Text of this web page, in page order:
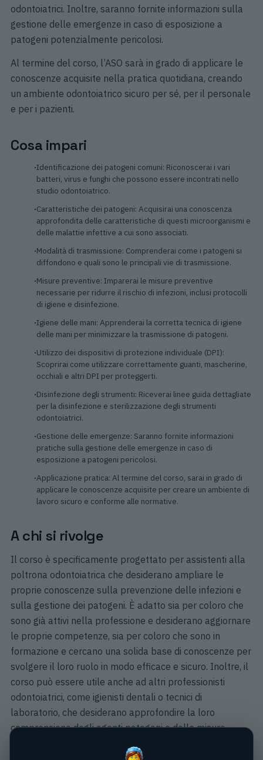
odontoiatrici. Inoltre, saranno fornite informazioni sulla
gestione delle emergenze in caso di esposizione a
patogeni potenzialmente pericolosi.
Al termine del corso, l’ASO sarà in grado di applicare le
conoscenze acquisite nella pratica quotidiana, creando
un ambiente odontoiatrico sicuro per sé, per il personale
e per i pazienti.
Cosa impari
Identificazione dei patogeni comuni: Riconoscerai i vari
batteri, virus e funghi che possono essere incontrati nello
studio odontoiatrico.
Caratteristiche dei patogeni: Acquisirai una conoscenza
approfondita delle caratteristiche di questi microorganismi e
delle malattie infettive a cui sono associati.
Modalità di trasmissione: Comprenderai come i patogeni si
diffondono e quali sono le principali vie di trasmissione.
Misure preventive: Imparerai le misure preventive
necessarie per ridurre il rischio di infezioni, inclusi protocolli
di igiene e disinfezione.
Igiene delle mani: Apprenderai la corretta tecnica di igiene
delle mani per minimizzare la trasmissione di patogeni.
Utilizzo dei dispositivi di protezione individuale (DPI):
Scoprirai come utilizzare correttamente guanti, mascherine,
occhiali e altri DPI per proteggerti.
Disinfezione degli strumenti: Riceverai linee guida dettagliate
per la disinfezione e sterilizzazione degli strumenti
odontoiatrici.
Gestione delle emergenze: Saranno fornite informazioni
pratiche sulla gestione delle emergenze in caso di
esposizione a patogeni pericolosi.
Applicazione pratica: Al termine del corso, sarai in grado di
applicare le conoscenze acquisite per creare un ambiente di
lavoro sicuro e conforme alle normative.
A chi si rivolge
Il corso è specificamente progettato per assistenti alla
poltrona odontoiatrica che desiderano ampliare le
proprie conoscenze sulla prevenzione delle infezioni e
sulla gestione dei patogeni. È adatto sia per coloro che
sono già attivi nella professione e desiderano aggiornare
le proprie competenze, sia per coloro che sono in
formazione e cercano una solida base di conoscenze per
svolgere il loro ruolo in modo efficace e sicuro. Inoltre, il
corso può essere utile anche ad altri professionisti
odontoiatrici, come igienisti dentali o tecnici di
laboratorio, che desiderano approfondire la loro
comprensione degli agenti patogeni e delle misure